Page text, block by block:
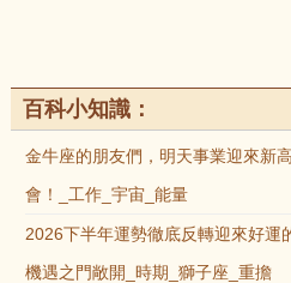
百科小知識：
金牛座的朋友們，明天事業迎來新
會！_工作_宇宙_能量
2026下半年運勢徹底反轉迎來好運
機遇之門敞開_時期_獅子座_重擔